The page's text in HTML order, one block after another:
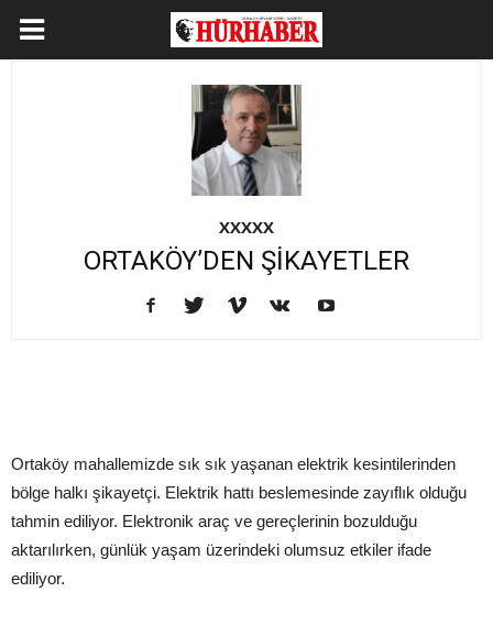
XXXXX
ORTAKÖY’DEN ŞİKAYETLER
Ortaköy mahallemizde sık sık yaşanan elektrik kesintilerinden
bölge halkı şikayetçi. Elektrik hattı beslemesinde zayıflık olduğu
tahmin ediliyor. Elektronik araç ve gereçlerinin bozulduğu
aktarılırken, günlük yaşam üzerindeki olumsuz etkiler ifade
ediliyor.